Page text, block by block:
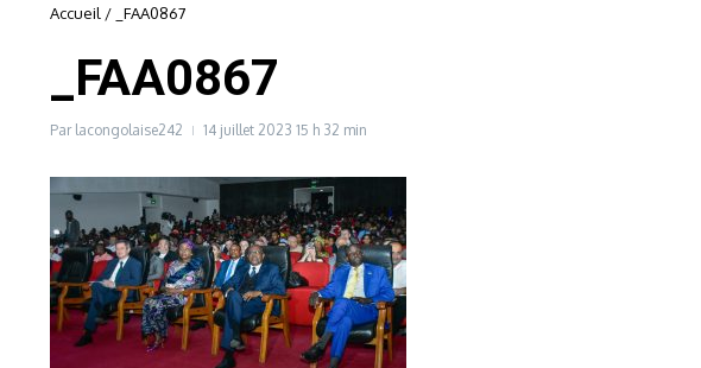
Accueil / _FAA0867
_FAA0867
Par lacongolaise242 14 juillet 2023 15 h 32 min